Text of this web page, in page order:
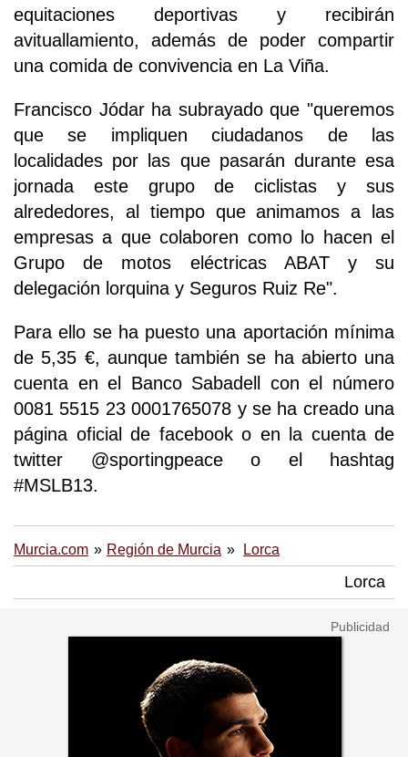
equitaciones deportivas y recibirán
avituallamiento, además de poder compartir
una comida de convivencia en La Viña.
Francisco Jódar ha subrayado que "queremos
que se impliquen ciudadanos de las
localidades por las que pasarán durante esa
jornada este grupo de ciclistas y sus
alrededores, al tiempo que animamos a las
empresas a que colaboren como lo hacen el
Grupo de motos eléctricas ABAT y su
delegación lorquina y Seguros Ruiz Re".
Para ello se ha puesto una aportación mínima
de 5,35 €, aunque también se ha abierto una
cuenta en el Banco Sabadell con el número
0081 5515 23 0001765078 y se ha creado una
página oficial de facebook o en la cuenta de
twitter @sportingpeace o el hashtag
#MSLB13.
Murcia.com Región de Murcia Lorca
Lorca